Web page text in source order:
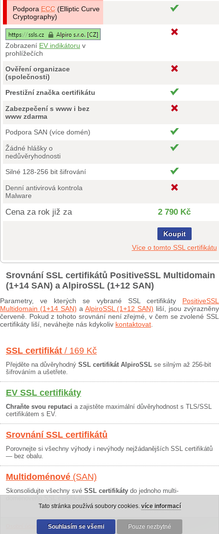
Podpora ECC (Elliptic Curve
Cryptography)
Zobrazení EV indikátoru v
prohlížečích
Ověření organizace
(společnosti)
Prestižní značka certifikátu
Zabezpečení s www i bez
www zdarma
Podpora SAN (více domén)
Žádné hlášky o
nedůvěryhodnosti
Silné 128-256 bit šifrování
Denní antivirová kontrola
Malware
Cena za rok již za 2 790 Kč
Koupit
Více o tomto SSL certifikátu
Srovnání SSL certifikátů PositiveSSL Multidomain
(1+14 SAN) a AlpiroSSL (1+12 SAN)
Parametry, ve kterých se vybrané SSL certifikáty PositiveSSL
Multidomain (1+14 SAN) a AlpiroSSL (1+12 SAN) liší, jsou zvýrazněny
červeně. Pokud z tohoto srovnání není zřejmé, v čem se zvolené SSL
certifikáty liší, neváhejte nás kdykoliv kontaktovat
SSL certifikát / 169 Kč
Přejděte na důvěryhodný SSL certifikát AlpiroSSL se silným až 256-bit
šifrováním a ušetřete.
EV SSL certifikáty
Chraňte svou reputaci a zajistěte maximální důvěryhodnost s TLS/SSL
certifikátem s EV.
Srovnání SSL certifikátů
Porovnejte si všechny výhody i nevýhody nejžádanějších SSL certifikátů
— bez obalu.
Multidoménové (SAN)
Skonsolidujte všechny své SSL certifikáty do jednoho multi-
Obchodní podmínky|30 dní záruka
Tato stránka používá soubory cookies. více informací
Souhlasím se všemi Pouze nezbytné